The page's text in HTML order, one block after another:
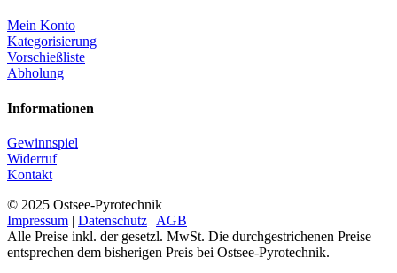
Mein Konto
Kategorisierung
Vorschießliste
Abholung
Informationen
Gewinnspiel
Widerruf
Kontakt
© 2025 Ostsee-Pyrotechnik
Impressum | Datenschutz | AGB
Alle Preise inkl. der gesetzl. MwSt. Die durchgestrichenen Preise
entsprechen dem bisherigen Preis bei Ostsee-Pyrotechnik.